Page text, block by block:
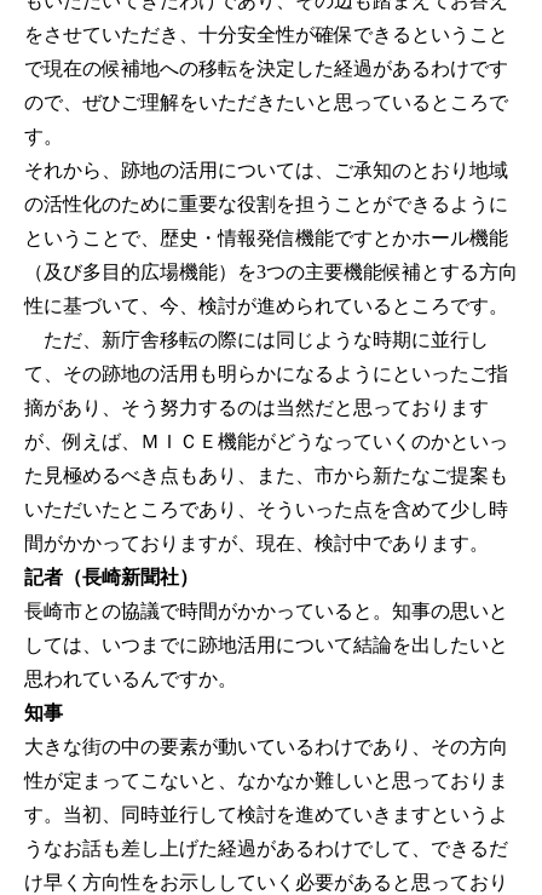
をさせていただき、十分安全性が確保できるということ
で現在の候補地への移転を決定した経過があるわけです
ので、ぜひご理解をいただきたいと思っているところで
す。
それから、跡地の活用については、ご承知のとおり地域
の活性化のために重要な役割を担うことができるように
ということで、歴史・情報発信機能ですとかホール機能
（及び多目的広場機能）を3つの主要機能候補とする方向
性に基づいて、今、検討が進められているところです。
ただ、新庁舎移転の際には同じような時期に並行し
て、その跡地の活用も明らかになるようにといったご指
摘があり、そう努力するのは当然だと思っております
が、例えば、ＭＩＣＥ機能がどうなっていくのかといっ
た見極めるべき点もあり、また、市から新たなご提案も
いただいたところであり、そういった点を含めて少し時
間がかかっておりますが、現在、検討中であります。
記者（長崎新聞社）
長崎市との協議で時間がかかっていると。知事の思いと
しては、いつまでに跡地活用について結論を出したいと
思われているんですか。
知事
大きな街の中の要素が動いているわけであり、その方向
性が定まってこないと、なかなか難しいと思っておりま
す。当初、同時並行して検討を進めていきますというよ
うなお話も差し上げた経過があるわけでして、できるだ
け早く方向性をお示ししていく必要があると思っており